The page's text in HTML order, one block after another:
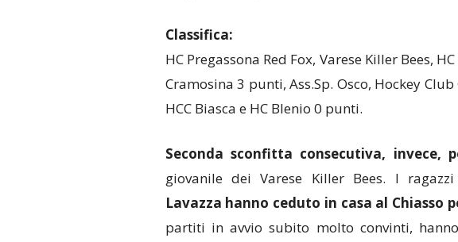
Classifica:
HC Pregassona Red Fox, Varese Killer Bees,
Cramosina 3 punti, Ass.Sp. Osco, Hockey
HCC Biasca e HC Blenio 0 punti.
Seconda sconfitta consecutiva, invece,
giovanile dei Varese Killer Bees. I
Lavazza hanno ceduto in casa al Chiasso
partiti in avvio subito molto convinti,